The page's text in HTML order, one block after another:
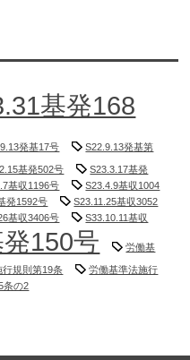
基発168
発基17号 S22.9.13発基第
基発502号
S23.3.17基発
基収1196号
S23.4.9基収1004
発1592号
S23.11.25基収3052
基収3406号 S33.10.11基収
150号 労働基
行規則第19条
労働基準法施行
条の2